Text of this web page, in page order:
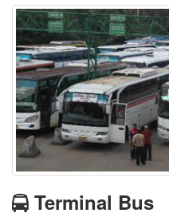
Terminal Bus